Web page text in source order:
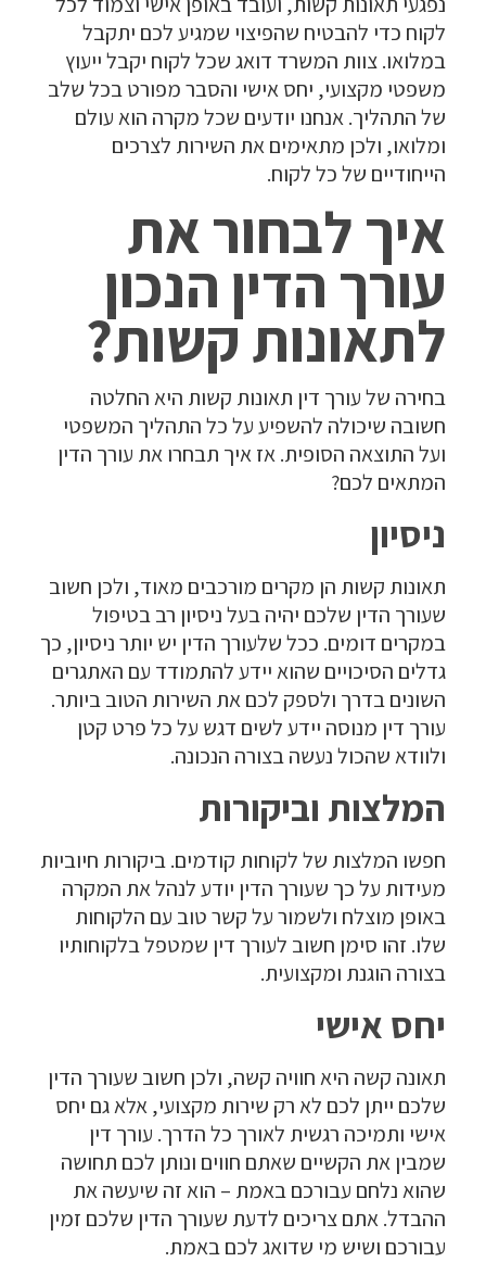
לקוח כדי להבטיח שהפיצוי שמגיע לכם יתקבל
במלואו. צוות המשרד דואג שכל לקוח יקבל ייעוץ
משפטי מקצועי, יחס אישי והסבר מפורט בכל שלב
של התהליך. אנחנו יודעים שכל מקרה הוא עולם
ומלואו, ולכן מתאימים את השירות לצרכים
הייחודיים של כל לקוח.
איך לבחור את
עורך הדין הנכון
לתאונות קשות?
בחירה של עורך דין תאונות קשות היא החלטה
חשובה שיכולה להשפיע על כל התהליך המשפטי
ועל התוצאה הסופית. אז איך תבחרו את עורך הדין
המתאים לכם?
ניסיון
תאונות קשות הן מקרים מורכבים מאוד, ולכן חשוב
שעורך הדין שלכם יהיה בעל ניסיון רב בטיפול
במקרים דומים. ככל שלעורך הדין יש יותר ניסיון, כך
גדלים הסיכויים שהוא יידע להתמודד עם האתגרים
השונים בדרך ולספק לכם את השירות הטוב ביותר.
עורך דין מנוסה יידע לשים דגש על כל פרט קטן
ולוודא שהכול נעשה בצורה הנכונה.
המלצות וביקורות
חפשו המלצות של לקוחות קודמים. ביקורות חיוביות
מעידות על כך שעורך הדין יודע לנהל את המקרה
באופן מוצלח ולשמור על קשר טוב עם הלקוחות
שלו. זהו סימן חשוב לעורך דין שמטפל בלקוחותיו
בצורה הוגנת ומקצועית.
יחס אישי
תאונה קשה היא חוויה קשה, ולכן חשוב שעורך הדין
שלכם ייתן לכם לא רק שירות מקצועי, אלא גם יחס
אישי ותמיכה רגשית לאורך כל הדרך. עורך דין
שמבין את הקשיים שאתם חווים ונותן לכם תחושה
שהוא נלחם עבורכם באמת – הוא זה שיעשה את
ההבדל. אתם צריכים לדעת שעורך הדין שלכם זמין
עבורכם ושיש מי שדואג לכם באמת.